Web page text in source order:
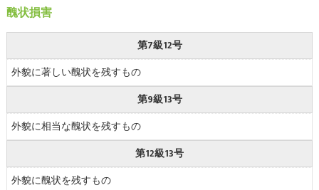
醜状損害
第7級12号
外貌に著しい醜状を残すもの
第9級13号
外貌に相当な醜状を残すもの
第12級13号
外貌に醜状を残すもの